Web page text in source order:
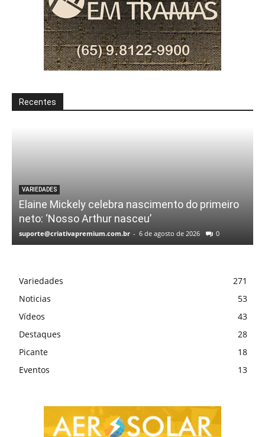
Recentes
VARIEDADES
Elaine Mickely celebra nascimento do primeiro
neto: ‘Nosso Arthur nasceu’
suporte@criativapremium.com.br - 6 de agosto de 2026 0
Variedades
271
Noticias
53
Vídeos
43
Destaques
28
Picante
18
Eventos
13